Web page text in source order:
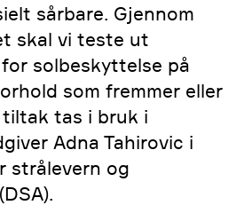
sårbare. Gjennom
skal vi teste ut
solbeskyttelse på
som fremmer eller
tas i bruk i
Adna Tahirovic i
strålevern og